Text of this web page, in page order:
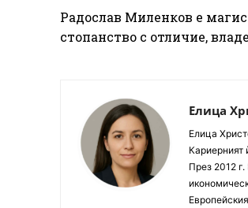
Радослав Миленков е
стопанство с отличие,
Елица
Елица
Кариерният
През 2012